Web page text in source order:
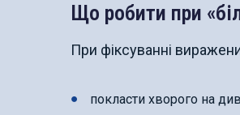
Що робити при
При фіксуванні
покласти хворого на